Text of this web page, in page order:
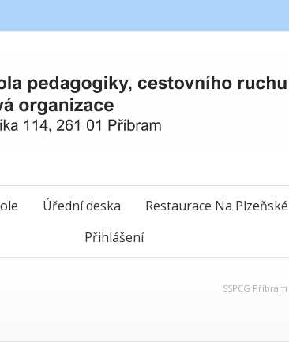
Úřední deska Restaurace Na Plzeňské
Přihlášení
SSPCG Příbram